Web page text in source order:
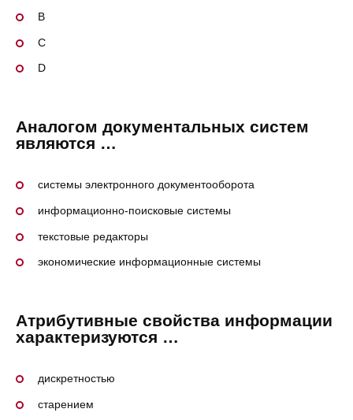
В
C
D
Аналогом документальных систем
являются …
системы электронного документооборота
информационно-поисковые системы
текстовые редакторы
экономические информационные системы
Атрибутивные свойства информации
характеризуются …
дискретностью
старением